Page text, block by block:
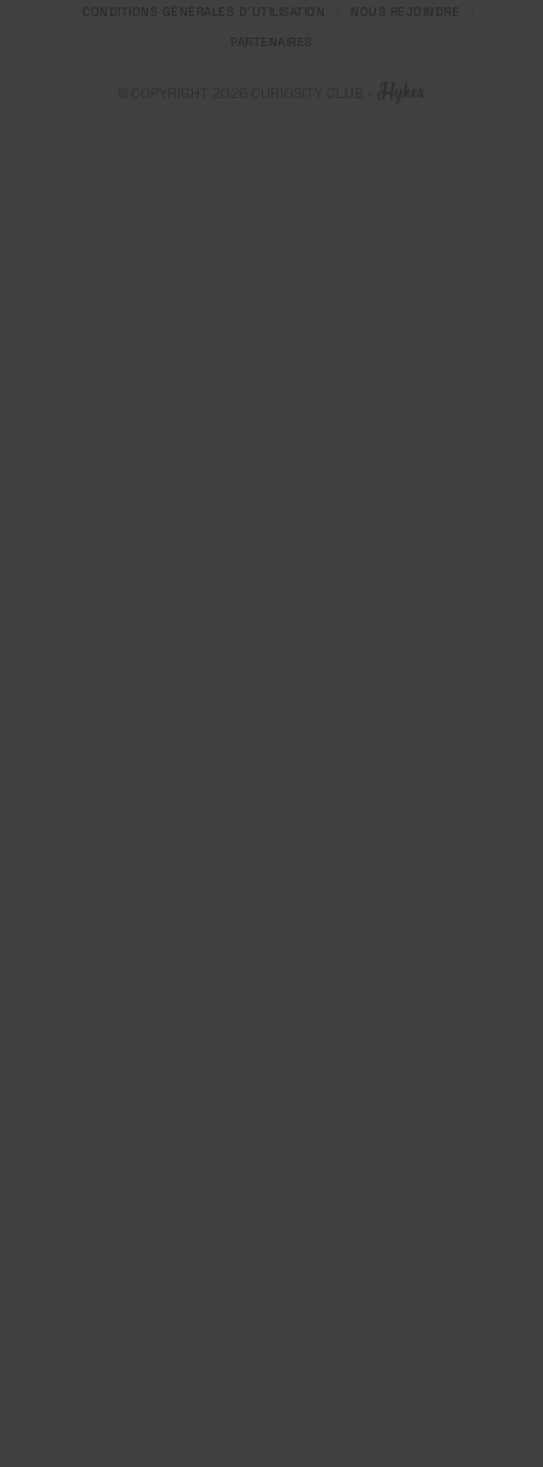
CONDITIONS GÉNÉRALES D’UTILISATION
NOUS REJOINDRE
PARTENAIRES